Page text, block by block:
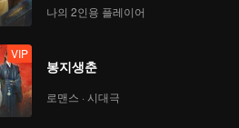
나의 2인용 플레이어
VIP
봉지생춘
로맨스 · 시대극